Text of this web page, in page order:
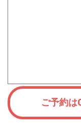
ご予約